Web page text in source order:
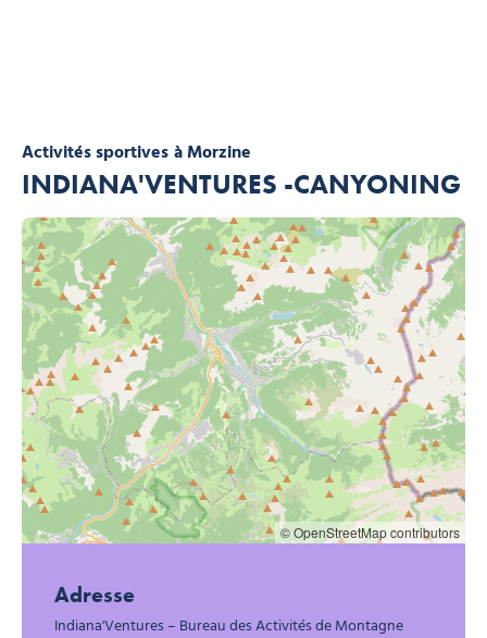
Activités sportivesà Morzine
INDIANA'VENTURES -CANYONING
© OpenStreetMap contributors
Adresse
Indiana'Ventures – Bureau des Activités de Montagne